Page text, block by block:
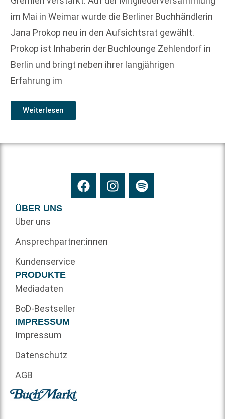
im Mai in Weimar wurde die Berliner Buchhändlerin
Jana Prokop neu in den Aufsichtsrat gewählt.
Prokop ist Inhaberin der Buchlounge Zehlendorf in
Berlin und bringt neben ihrer langjährigen
Erfahrung im
Weiterlesen
ÜBER UNS
Über uns
Ansprechpartner:innen
Kundenservice
PRODUKTE
Mediadaten
BoD-Bestseller
IMPRESSUM
Impressum
Datenschutz
AGB